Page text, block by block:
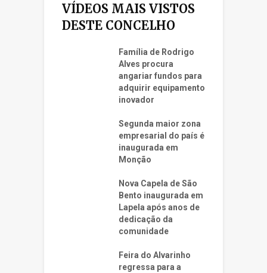
VÍDEOS MAIS VISTOS
DESTE CONCELHO
Família de Rodrigo
Alves procura
angariar fundos para
adquirir equipamento
inovador
Segunda maior zona
empresarial do país é
inaugurada em
Monção
Nova Capela de São
Bento inaugurada em
Lapela após anos de
dedicação da
comunidade
Feira do Alvarinho
regressa para a